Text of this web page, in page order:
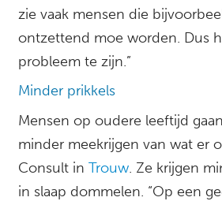
zie vaak mensen die
ontzettend moe worden. Dus
probleem te zijn.”
Minder prikkels
Mensen op oudere leeftijd
minder meekrijgen van wat er
Consult in Trouw. Ze krijgen
in slaap dommelen. “Op een